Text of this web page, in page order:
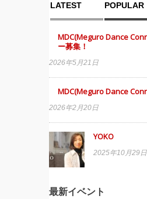
LATEST POPULAR
MDC(Meguro Dance
ー募集！
2026年5月21日
MDC(Meguro Dance
2026年2月20日
YOKO
2025年10月29日
最新イベント